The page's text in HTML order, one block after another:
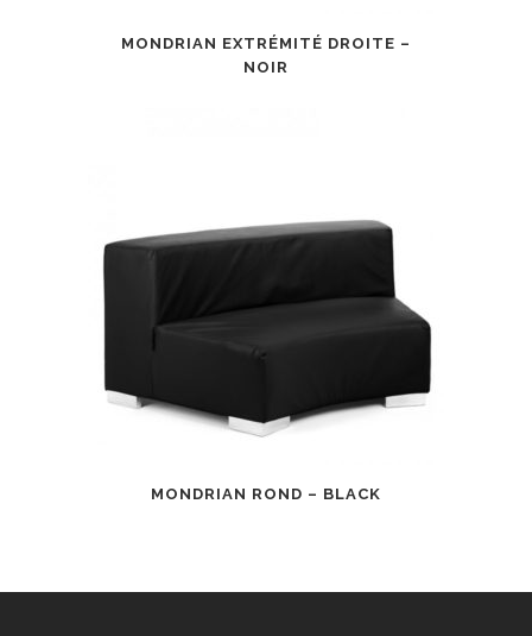
MONDRIAN EXTRÉMITÉ DROITE –
NOIR
MONDRIAN ROND – BLACK